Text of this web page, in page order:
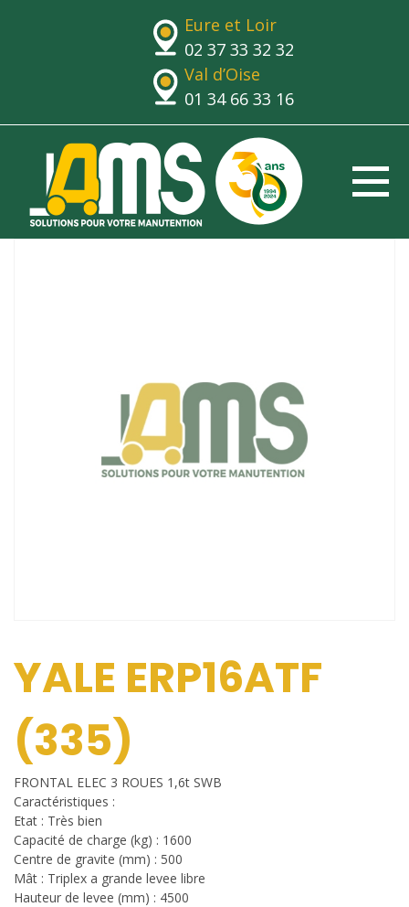
Eure et Loir
02 37 33 32 32
Val d’Oise
01 34 66 33 16
YALE ERP16ATF
(335)
FRONTAL ELEC 3 ROUES 1,6t SWB
Caractéristiques :
Etat : Très bien
Capacité de charge (kg) : 1600
Centre de gravite (mm) : 500
Mât : Triplex a grande levee libre
Hauteur de levee (mm) : 4500